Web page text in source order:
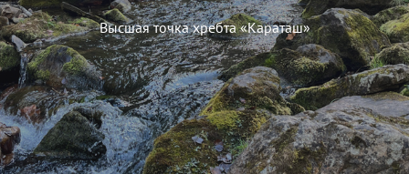
Высшая точка хребта «Караташ»